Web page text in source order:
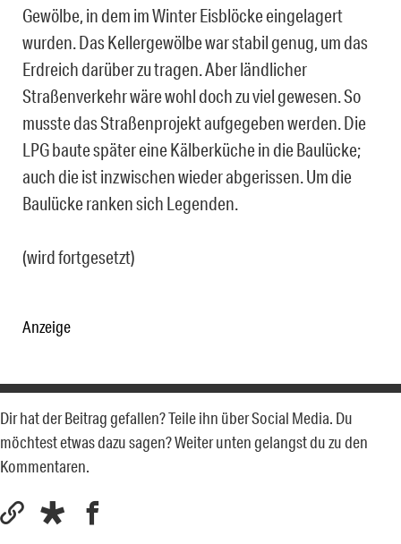
Gewölbe, in dem im Winter Eisblöcke eingelagert
wurden. Das Kellergewölbe war stabil genug, um das
Erdreich darüber zu tragen. Aber ländlicher
Straßenverkehr wäre wohl doch zu viel gewesen. So
musste das Straßenprojekt aufgegeben werden. Die
LPG baute später eine Kälberküche in die Baulücke;
auch die ist inzwischen wieder abgerissen. Um die
Baulücke ranken sich Legenden.
(wird fortgesetzt)
Anzeige
Dir hat der Beitrag gefallen? Teile ihn über Social Media. Du
möchtest etwas dazu sagen? Weiter unten gelangst du zu den
Kommentaren.